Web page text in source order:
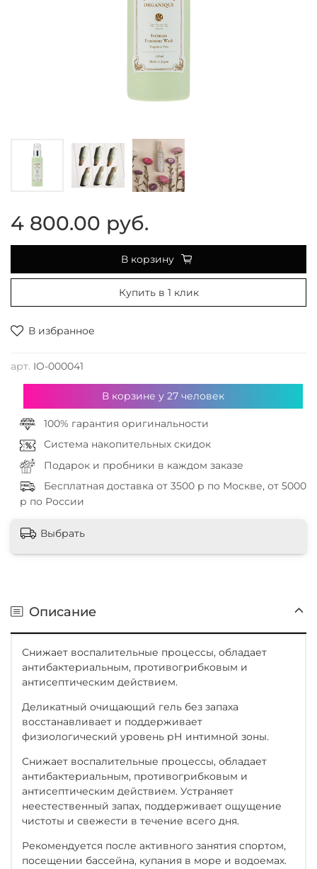
В избранное
арт. IO-000041
4 800.00 руб.
В корзину
Купить в 1 клик
В корзине у 27человек
100% гарантия оригинальности
Система накопительных скидок
Подарок и пробники в каждом заказе
Бесплатная доставка от 3500 р по Москве, от 5000
р по России
Выбрать
Описание
Снижает воспалительные процессы, обладает
антибактериальным, противогрибковым и
антисептическим действием.
Деликатный очищающий гель без запаха
восстанавливает и поддерживает
физиологический уровень рН интимной зоны.
Снижает воспалительные процессы, обладает
антибактериальным, противогрибковым и
антисептическим действием. Устраняет
неестественный запах, поддерживает ощущение
чистоты и свежести в течение всего дня.
Рекомендуется после активного занятия спортом,
посещении бассейна, купания в море и водоемах.